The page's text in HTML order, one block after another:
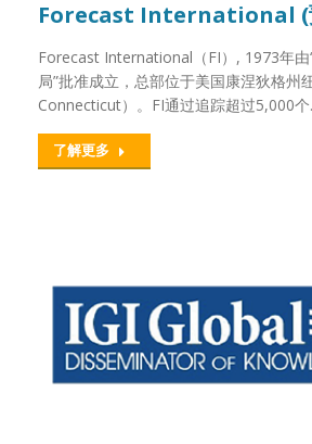
Forecast International (
Forecast International（FI）, 1973年由
局”批准成立，总部位于美国康涅狄格州
Connecticut）。FI通过追踪超过5,000
了解更多